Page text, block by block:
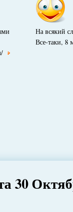
На всякий
Все-таки, 8
30